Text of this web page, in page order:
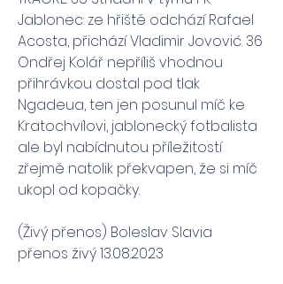
Jablonec: ze hřiště odchází Rafael
Acosta, přichází Vladimir Jovović. 36
Ondřej Kolář nepříliš vhodnou
přihrávkou dostal pod tlak
Ngadeua, ten jen posunul míč ke
Kratochvílovi, jablonecký fotbalista
ale byl nabídnutou příležitostí
zřejmě natolik překvapen, že si míč
ukopl od kopačky.
(Živý přenos) Boleslav Slavia
přenos živý 13.08.2023